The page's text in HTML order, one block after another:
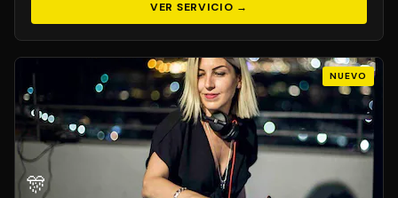
VER SERVICIO →
NUEVO
🎊